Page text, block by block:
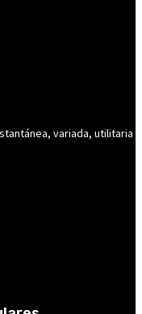
variada, utilitaria